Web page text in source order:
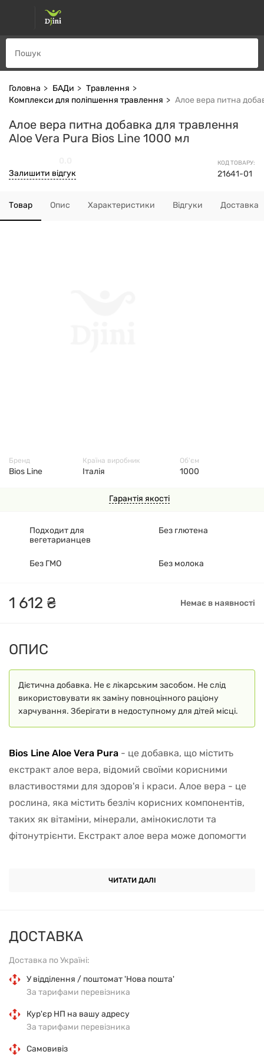
Головна БАДи
Травлення
Комплекси для поліпшення травлення
Алое вера питна
Алое вера питна добавка для травлення
Aloe Vera Pura Bios Line 1000 мл
КОД ТОВАРУ:
21641-01
Залишити відгук
Товар Опис Характеристики Відгуки Доставка
Гарантія якості
1 612 ₴ Немає в наявності
Подходит для
вегетарианцев
Без глютена
Без ГМО Без молока
ДОСТАВКА
Доставка по Україні:
У відділення / поштомат 'Нова пошта'
За тарифами перевізника
Кур'єр НП на вашу адресу
За тарифами перевізника
Самовивіз
Бренд
Bios Line
Країна виробник
Італія
Об'єм
1000
ОПИС
Дієтична добавка. Не є лікарським засобом. Не слід
використовувати як заміну повноцінного раціону
харчування. Зберігати в недоступному для дітей місці.
Bios Line Aloe Vera Pura - це добавка, що містить
екстракт алое вера, відомий своїми корисними
властивостями для здоров'я і краси. Алое вера - це
рослина, яка містить безліч корисних компонентів,
таких як вітаміни, мінерали, амінокислоти та
фітонутрієнти. Екстракт алое вера може допомогти
запалення і знижувати рівень стресу в організмі.
екстракт алое вера, який виробляється з листя
рослини методом холодного віджиму. Цей спосіб дає
можливість зберегти всі корисні властивості
рослини в максимальній кількості. Добавка не
містить барвників, консервантів і штучних
ароматизаторів, що робить її безпечною для
використання.
ЧИТАТИ ДАЛІ